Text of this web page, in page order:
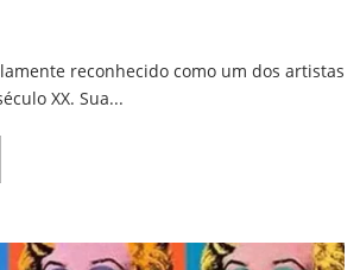
reconhecido como um dos artistas
XX. Sua...